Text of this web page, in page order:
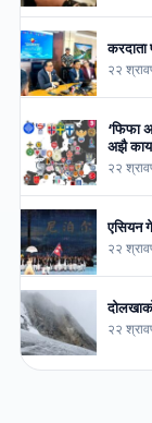
करदाता
२२
‘फिफा
अझै
२२
एसियन
२२
२२